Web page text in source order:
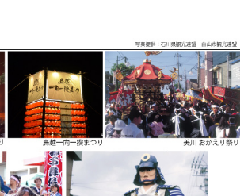
待ち申し上げております。